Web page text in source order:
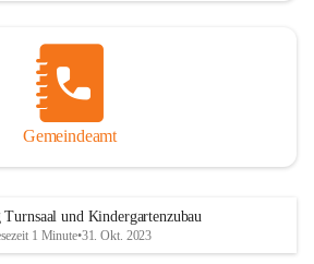
Gemeindeamt
und Kindergartenzubau
1 Minute•31. Okt. 2023